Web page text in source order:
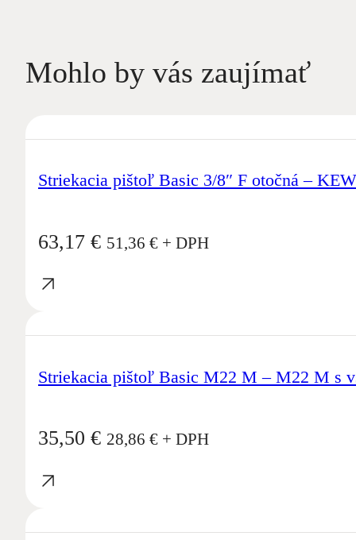
Mohlo by vás zaujímať
Striekacia pištoľ Basic 3/8″ F otočná – KEW
63,17 € 51,36 € + DPH
Striekacia pištoľ Basic M22 M – M22 M s
35,50 € 28,86 € + DPH